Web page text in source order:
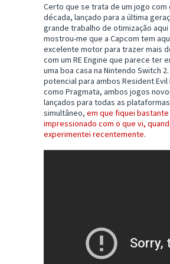
Certo que se trata de um jogo com
década, lançado para a última
grande trabalho de otimização
mostrou-me que a Capcom tem
excelente motor para trazer mais
com um RE Engine que parece ter
uma boa casa na Nintendo Switch
potencial para ambos Resident Evil
como Pragmata, ambos jogos
lançados para todas as
simultâneo, em que fiquei bastante
impressionado com o que vi,
experimentei recentemente.